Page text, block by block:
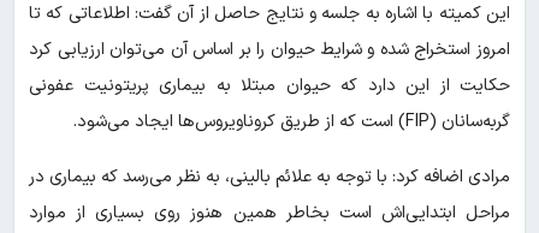
این کمیته با اشاره به جلسه و نتایج حاصل از آن گفت: اطلاعاتی که تا
امروز استخراج شده و شرایط حیوان را بر اساس آن می‌توان ارزیابی کرد
حکایت از این دارد که حیوان مبتلا به بیماری پریتونیت عفونی
گربه‌سانان (FIP) است که از طریق کروناویروس‌ها ایجاد می‌شود.
مرادی اضافه کرد: با توجه به علائم بالینی‌، به نظر می‌رسد که بیماری در
مراحل ابتدایی‌اش است بخاطر همین هنوز روی بسیاری از موارد